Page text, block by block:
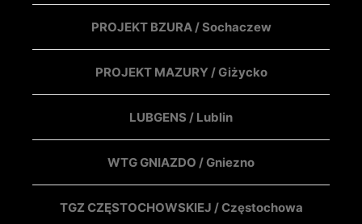
PROJEKT BZURA / Sochaczew
PROJEKT MAZURY / Giżycko
LUBGENS / Lublin
WTG GNIAZDO / Gniezno
TGZ CZĘSTOCHOWSKIEJ / Częstochowa